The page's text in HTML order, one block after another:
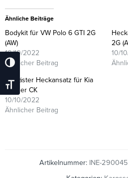
Umschalten Auf Hohe Kontraste
Schrift Vergrößern
Ähnliche Beiträge
Bodykit für VW Polo 6 GTI 2G
(AW)
10/10/2022
Ähnlicher Beitrag
2G
10/
Gefräster Heckansatz für Kia
Stinger CK
10/10/2022
Ähnlicher Beitrag
Artikelnummer: INE-